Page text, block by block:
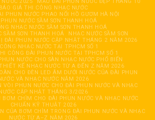
BÁO GIÁ THI CÔNG NHẠC NƯỚC
PHUN NƯỚC PHAO NỔI HỒ GƯƠM HÀ NỘI
NƯỚC SẦM SƠN THANH HOÁ
NHẠC NƯỚC SẦM SƠN THANH HOÁ
SẦM SƠN THANH HOÁ
NHẠC NƯỚC SẦM SƠN
ĐÀI PHUN NƯỚC CẬP NHẬT THÁNG 2 NĂM 2026
NHẠC NƯỚC TẠI TPHCM SỐ 1
CÔNG ĐÀI PHUN NƯỚC TẠI TPHCM SỐ 1
NƯỚC CHO SÀN NHẠC NƯỚC PHỔ BIẾN
KẾ NHẠC NƯỚC TỪ A ĐẾN Z NĂM 2026
CHO ĐÈN LED ÂM DƯỚI NƯỚC CỦA ĐÀI PHUN
VÀ NHẠC NƯỚC NĂM 2026
VÒI PHUN NƯỚC CHO ĐÀI PHUN NƯỚC VÀ NHẠC
CẬP NHẬT THÁNG 3/2026
BƠM CHÌM CHO ĐÀI PHUN NƯỚC VÀ NHẠC NƯỚC
CHUẨN KỸ THUẬT 2026
CỦA BƠM CHÌM TRONG ĐÀI PHUN NƯỚC VÀ NHẠC
NƯỚC TỪ A–Z NĂM 2026